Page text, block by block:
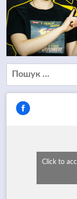
Пошук:
Click to